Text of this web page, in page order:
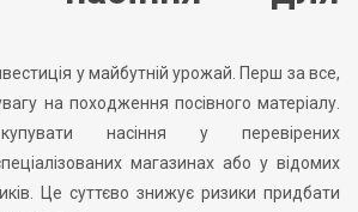
у майбутній урожай. Перш за все,
на походження посівного матеріалу.
насіння у перевірених
магазинах або у відомих
Це суттєво знижує ризики придбати